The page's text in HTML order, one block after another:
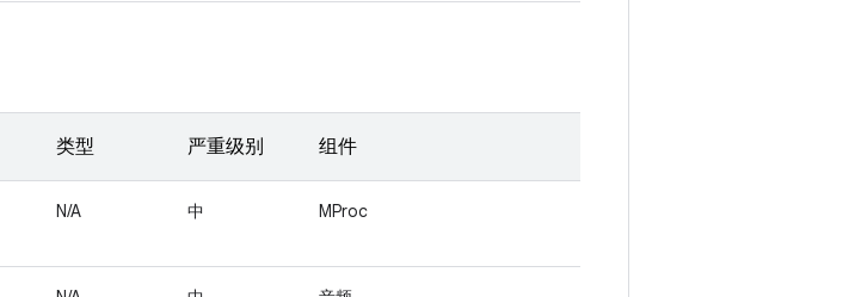
类型 严重级别 组件
N/A 中 MProc